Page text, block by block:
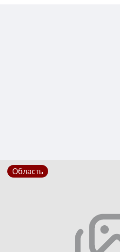
Область